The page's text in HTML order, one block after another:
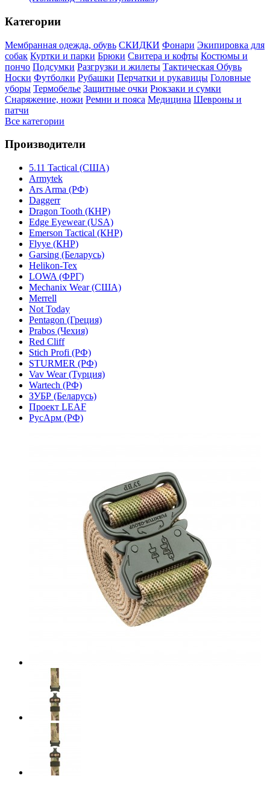
Категории
Мембранная одежда, обувь СКИДКИ Фонари Экипировка для
собак Куртки и парки Брюки Свитера и кофты Костюмы и
пончо Подсумки Разгрузки и жилеты Тактическая Обувь
Носки Футболки Рубашки Перчатки и рукавицы Головные
уборы Термобелье Защитные очки Рюкзаки и сумки
Снаряжение, ножи Ремни и пояса Медицина Шевроны и
патчи
Все категории
Производители
5.11 Tactical (США)
Armytek
Ars Arma (РФ)
Daggerr
Dragon Tooth (КНР)
Edge Eyewear (USA)
Emerson Tactical (КНР)
Flyye (КНР)
Garsing (Беларусь)
Helikon-Tex
LOWA (ФРГ)
Mechanix Wear (США)
Merrell
Not Today
Pentagon (Греция)
Prabos (Чехия)
Red Cliff
Stich Profi (РФ)
STURMER (РФ)
Vav Wear (Турция)
Wartech (РФ)
ЗУБР (Беларусь)
Проект LEAF
РусАрм (РФ)